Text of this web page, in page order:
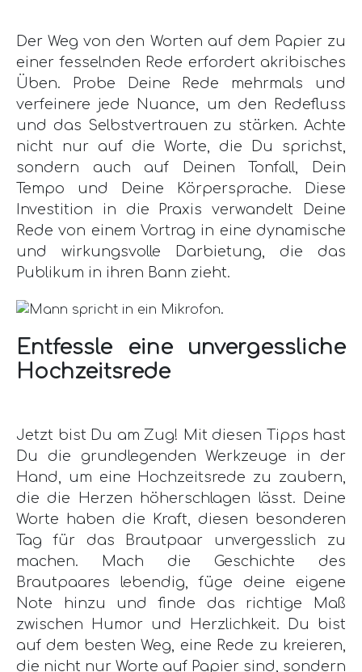
Der Weg von den Worten auf dem Papier zu
einer fesselnden Rede erfordert akribisches
Üben. Probe Deine Rede mehrmals und
verfeinere jede Nuance, um den Redefluss
und das Selbstvertrauen zu stärken. Achte
nicht nur auf die Worte, die Du sprichst,
sondern auch auf Deinen Tonfall, Dein
Tempo und Deine Körpersprache. Diese
Investition in die Praxis verwandelt Deine
Rede von einem Vortrag in eine dynamische
und wirkungsvolle Darbietung, die das
Publikum in ihren Bann zieht.
Entfessle eine unvergessliche
Hochzeitsrede
Jetzt bist Du am Zug! Mit diesen Tipps hast
Du die grundlegenden Werkzeuge in der
Hand, um eine Hochzeitsrede zu zaubern,
die die Herzen höherschlagen lässt. Deine
Worte haben die Kraft, diesen besonderen
Tag für das Brautpaar unvergesslich zu
machen. Mach die Geschichte des
Brautpaares lebendig, füge deine eigene
Note hinzu und finde das richtige Maß
zwischen Humor und Herzlichkeit. Du bist
auf dem besten Weg, eine Rede zu kreieren,
die nicht nur Worte auf Papier sind, sondern